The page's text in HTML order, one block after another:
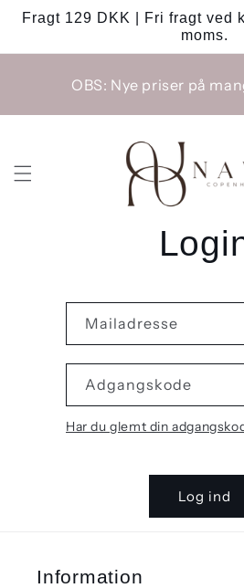
Gå til
indhold
Fragt 129 DKK | Fri fragt ved
moms.
OBS: Nye priser på
Mailadresse
Adgangskode
Har du glemt din
Log ind
Information